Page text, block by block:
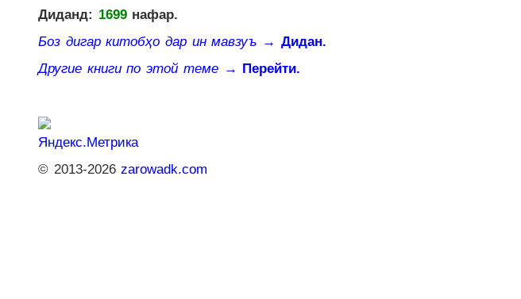
Диданд: 1699нафар.
Боз дигар китобҳо дар ин мавзуъ → Дидан.
Другие книги по этой теме → Перейти.
© 2013-2026zarowadk.com